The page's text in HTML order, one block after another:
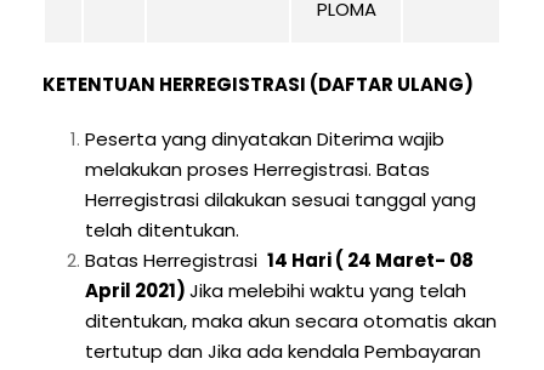
PLOMA
KETENTUAN HERREGISTRASI (DAFTAR ULANG)
Peserta yang dinyatakan Diterima wajib
melakukan proses Herregistrasi. Batas
Herregistrasi dilakukan sesuai tanggal yang
telah ditentukan.
Batas Herregistrasi 14 Hari ( 24 Maret- 08
April 2021)Jika melebihi waktu yang telah
ditentukan, maka akun secara otomatis akan
tertutup dan Jika ada kendala Pembayaran